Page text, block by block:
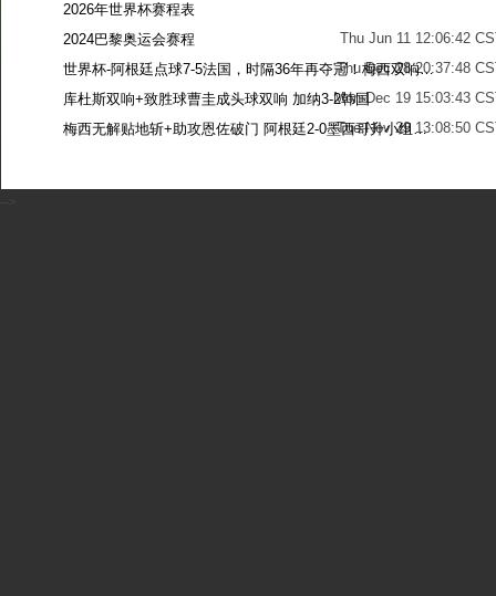
2026年世界杯赛程表
Thu Jun 11 12:06:42
2024巴黎奥运会赛程
Thu Dec 28 20:37:48
世界杯-阿根廷点球7-5法国，时隔36年再夺冠！梅西双响姆巴佩戴帽
Mon Dec 19 15:03:43
库杜斯双响+致胜球曹圭成头球双响 加纳3-2韩国
Tue Nov 29 13:08:50
梅西无解贴地斩+助攻恩佐破门 阿根廷2-0墨西哥升小组第二